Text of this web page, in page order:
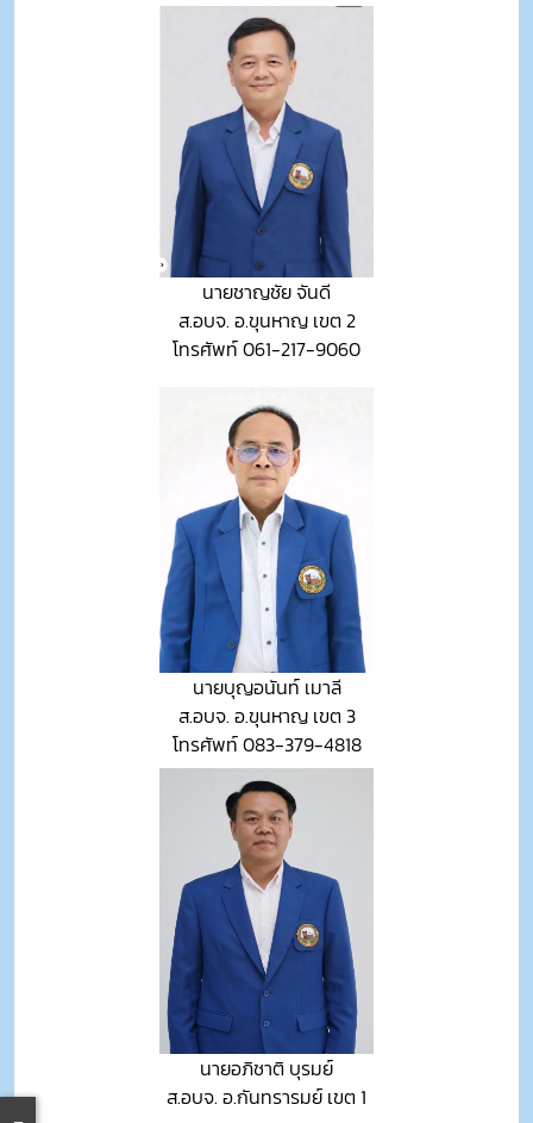
นายชาญชัย จันดี
ส.อบจ. อ.ขุนหาญ เขต 2
โทรศัพท์ 061-217-9060
นายบุญอนันท์ เมาลี
ส.อบจ. อ.ขุนหาญ เขต 3
โทรศัพท์ 083-379-4818
นายอภิชาติ บุรมย์
ส.อบจ. อ.กันทรารมย์ เขต 1